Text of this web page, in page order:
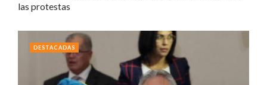
las protestas
DESTACADAS